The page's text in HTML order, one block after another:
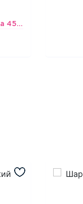
Шарик-открытка "Звезда 45 см" №1